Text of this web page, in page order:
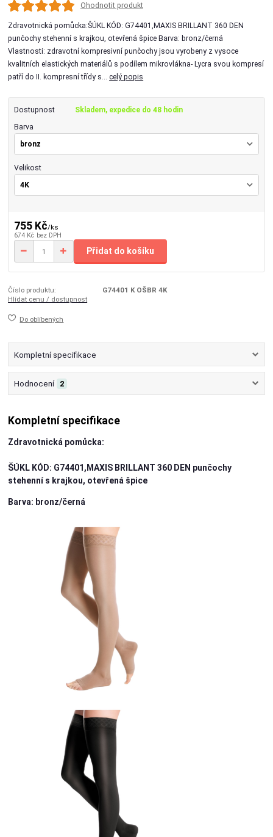
Ohodnotit produkt
Zdravotnická pomůcka:ŠÚKL KÓD: G74401,MAXIS BRILLANT 360 DEN
punčochy stehenní s krajkou, otevřená špice Barva: bronz/černá
Vlastnosti: zdravotní kompresivní punčochy jsou vyrobeny z vysoce
kvalitních elastických materiálů s podílem mikrovlákna- Lycra svou kompresí
patří do II. kompresní třídy s...celý popis
Dostupnost Skladem, expedice do 48 hodin
Barva
Velikost
755 Kč/ks
674 Kč bez DPH
Přidat do košíku
Číslo produktu:
G74401 K OŠBR 4K
Hlídat cenu / dostupnost
Do oblíbených
Kompletní specifikace
Hodnocení 2
Kompletní specifikace
Zdravotnická pomůcka:
ŠÚKL KÓD: G74401,MAXIS BRILLANT 360 DEN punčochy
stehenní s krajkou, otevřená špice
Barva: bronz/černá